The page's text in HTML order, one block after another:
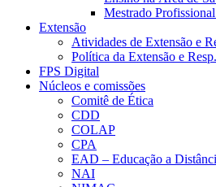
Mestrado
Extensão
Atividades de Extensão e
Política da Extensão e
FPS Digital
Núcleos e comissões
Comitê de Ética
CDD
COLAP
CPA
EAD – Educação a
NAI